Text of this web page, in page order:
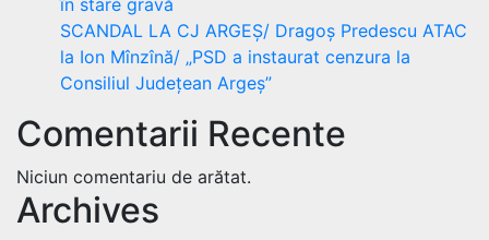
SCANDAL LA CJ ARGEȘ/ Dragoș Predescu ATAC
la Ion Mînzînă/ „PSD a instaurat cenzura la
Consiliul Județean Argeș”
Comentarii Recente
Niciun comentariu de arătat.
Archives